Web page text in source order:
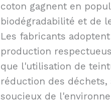
coton gagnent en
biodégradabilité et de
Les fabricants
production
que l'utilisation de
réduction des
soucieux de